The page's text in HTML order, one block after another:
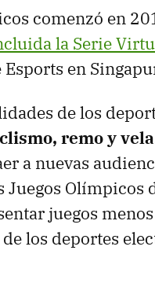
comenzó en
la Serie
en
de los
remo y
a nuevas
Juegos Olímpicos
juegos
los deportes